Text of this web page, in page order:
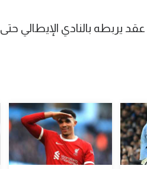
بالنادي الإيطالي حتى 30 يونيو 2025".